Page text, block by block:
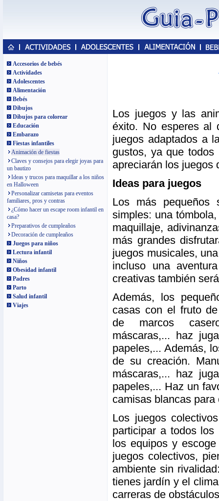
Accesorios de bebés
Actividades
Adolescentes
Alimentación
Bebés
Dibujos
Dibujos para colorear
Educación
Embarazo
Fiestas infantiles
Animación de fiestas
Claves y consejos para elegir joyas para
un bautizo
Ideas y trucos para maquillar a los niños
en Halloween
Personalizar camisetas para eventos
familiares, pros y contras
¿Cómo hacer un escape room infantil en
casa?
Preparativos de cumpleaños
Decoración de cumpleaños
Juegos para niños
Lectura infantil
Niños
Obesidad infantil
Padres
Parto
Salud infantil
Viajes
Los juegos y las
éxito. No esperes al
juegos adaptados a
gustos, ya que
apreciarán los juegos
Ideas para juegos
Los más pequeños
simples: una
maquillaje,
más grandes
juegos musicales,
incluso una
creativas también
Además, los
casas con el fruto
de marcos
máscaras,... haz
papeles,... Además,
de su creación.
máscaras,... haz
papeles,... Haz un
camisas blancas
Los juegos
participar a todos
los equipos y
juegos colectivos,
ambiente sin
tienes jardín y el
carreras de